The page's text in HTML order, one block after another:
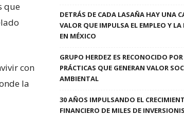
que
con
la
DETRÁS DE CADA LASAÑA HAY UNA
VALOR QUE IMPULSA EL EMPLEO Y
EN MÉXICO
GRUPO HERDEZ ES RECONOCIDO
PRÁCTICAS QUE GENERAN VALOR
AMBIENTAL
30 AÑOS IMPULSANDO EL
FINANCIERO DE MILES DE